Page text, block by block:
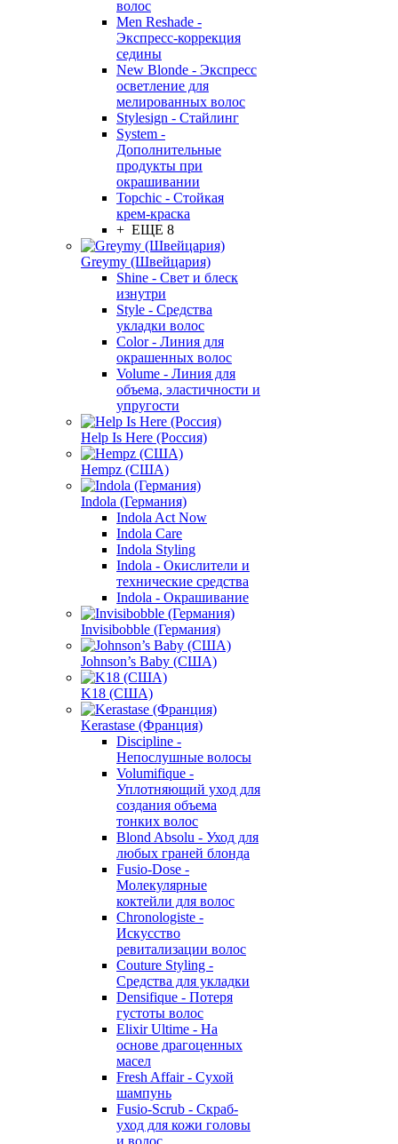
волос
Men Reshade -
Экспресс-коррекция
седины
New Blonde - Экспресс
осветление для
мелированных волос
Stylesign - Стайлинг
System -
Дополнительные
продукты при
окрашивании
Topchic - Стойкая
крем-краска
+ ЕЩЕ 8
Greymy (Швейцария)
Shine - Свет и блеск
изнутри
Style - Средства
укладки волос
Color - Линия для
окрашенных волос
Volume - Линия для
объема, эластичности и
упругости
Help Is Here (Россия)
Hempz (США)
Indola (Германия)
Indola Act Now
Indola Care
Indola Styling
Indola - Окислители и
технические средства
Indola - Окрашивание
Invisibobble (Германия)
Johnson’s Baby (США)
K18 (США)
Kerastase (Франция)
Discipline -
Непослушные волосы
Volumifique -
Уплотняющий уход для
создания объема
тонких волос
Blond Absolu - Уход для
любых граней блонда
Fusio-Dose -
Молекулярные
коктейли для волос
Chronologiste -
Искусство
ревитализации волос
Couture Styling -
Средства для укладки
Densifique - Потеря
густоты волос
Elixir Ultime - На
основе драгоценных
масел
Fresh Affair - Сухой
шампунь
Fusio-Scrub - Скраб-
уход для кожи головы
и волос